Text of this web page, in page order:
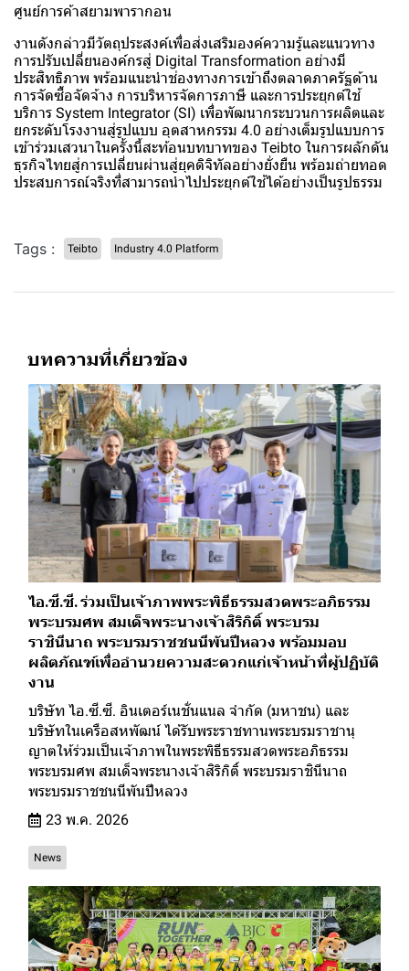
ศูนย์การค้าสยามพารากอน
งานดังกล่าวมีวัตถุประสงค์เพื่อส่งเสริมองค์ความรู้และแนวทาง
การปรับเปลี่ยนองค์กรสู่ Digital Transformation อย่างมี
ประสิทธิภาพ พร้อมแนะนำช่องทางการเข้าถึงตลาดภาครัฐด้าน
การจัดซื้อจัดจ้าง การบริหารจัดการภาษี และการประยุกต์ใช้
บริการ System Integrator (SI) เพื่อพัฒนากระบวนการผลิตและ
ยกระดับโรงงานสู่รูปแบบ อุตสาหกรรม 4.0 อย่างเต็มรูปแบบการ
เข้าร่วมเสวนาในครั้งนี้สะท้อนบทบาทของ Teibto ในการผลักดัน
ธุรกิจไทยสู่การเปลี่ยนผ่านสู่ยุคดิจิทัลอย่างยั่งยืน พร้อมถ่ายทอด
ประสบการณ์จริงที่สามารถนำไปประยุกต์ใช้ได้อย่างเป็นรูปธรรม
Tags : Teibto Industry 4.0 Platform
บทความที่เกี่ยวข้อง
ไอ.ซี.ซี. ร่วมเป็นเจ้าภาพพระพิธีธรรมสวดพระอภิธรรม
พระบรมศพ สมเด็จพระนางเจ้าสิริกิติ์ พระบรม
ราชินีนาถ พระบรมราชชนนีพันปีหลวง พร้อมมอบ
ผลิตภัณฑ์เพื่ออำนวยความสะดวกแก่เจ้าหน้าที่ผู้ปฏิบัติ
งาน
บริษัท ไอ.ซี.ซี. อินเตอร์เนชั่นแนล จำกัด (มหาชน) และ
บริษัทในเครือสหพัฒน์ ได้รับพระราชทานพระบรมราชานุ
ญาตให้ร่วมเป็นเจ้าภาพในพระพิธีธรรมสวดพระอภิธรรม
พระบรมศพ สมเด็จพระนางเจ้าสิริกิติ์ พระบรมราชินีนาถ
พระบรมราชชนนีพันปีหลวง
23 พ.ค. 2026
News